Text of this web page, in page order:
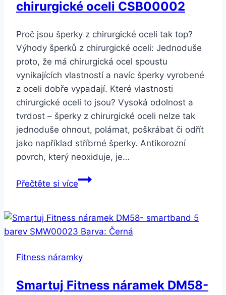
chirurgické oceli CSB00002
Proč jsou šperky z chirurgické oceli tak top?
Výhody šperků z chirurgické oceli: Jednoduše
proto, že má chirurgická ocel spoustu
vynikajících vlastností a navíc šperky vyrobené
z oceli dobře vypadají. Které vlastnosti
chirurgické oceli to jsou? Vysoká odolnost a
tvrdost – šperky z chirurgické oceli nelze tak
jednoduše ohnout, polámat, poškrábat či odřít
jako například stříbrné šperky. Antikorozní
povrch, který neoxiduje, je…
Přečtěte si víceSmartuj
xXx
ve
provedení
chirurgické
Fitness náramky
Smartuj Fitness náramek DM58-